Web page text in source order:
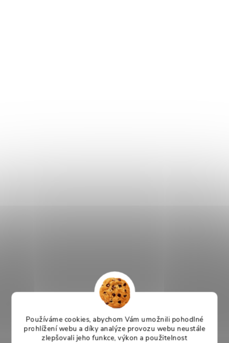
Používáme cookies, abychom Vám umožnili pohodlné
prohlížení webu a díky analýze provozu webu neustále
zlepšovali jeho funkce, výkon a použitelnost